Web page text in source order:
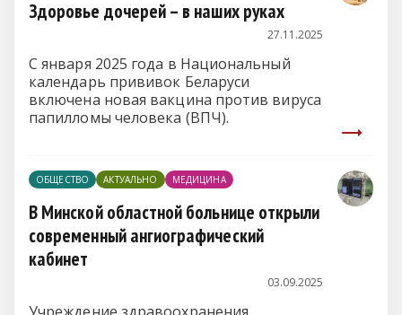
Здоровье дочерей – в наших руках
27.11.2025
С января 2025 года в Национальный
календарь прививок Беларуси
включена новая вакцина против вируса
папилломы человека (ВПЧ).
ОБЩЕСТВО АКТУАЛЬНО МЕДИЦИНА
В Минской областной больнице открыли
современный ангиографический
кабинет
03.09.2025